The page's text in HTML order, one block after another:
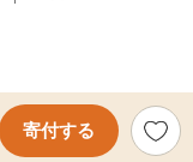
寄付する